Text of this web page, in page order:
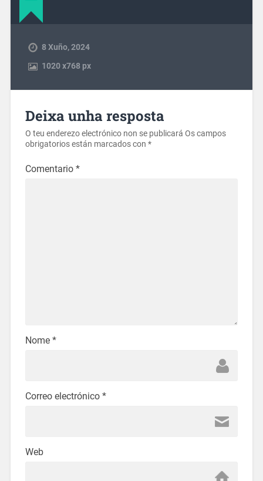
8 Xuño, 2024
1020x768 px
Deixa unha resposta
O teu enderezo electrónico non se publicará Os campos
obrigatorios están marcados con *
Comentario *
Nome *
Correo electrónico *
Web